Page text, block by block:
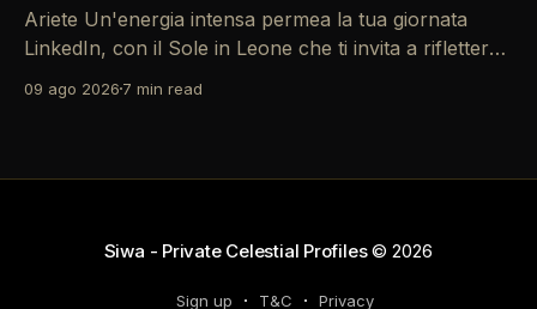
Ariete Un'energia intensa permea la tua giornata
LinkedIn, con il Sole in Leone che ti invita a riflettere
dalla Luna in Gemelli, possono generare interazioni
09 ago 2026 7 min read
Siwa - Private Celestial Profiles© 2026
Sign up T&C Privacy